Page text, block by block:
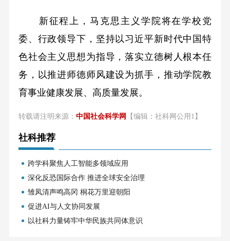
新征程上，马克思主义学院将在学校党
委、行政领导下，坚持以习近平新时代中国特
色社会主义思想为指导，落实立德树人根本任
务，以推进师德师风建设为抓手，推动学院教
育事业健康发展、高质量发展。
转载请注明来源： 中国社会科学网 【编辑：社科网公用1】
社科推荐
跨学科聚焦人工智能多领域应用
深化反恐国际合作 推进全球安全治理
雏凤清声鸣高冈 桐花万里迎朝阳
促进AI与人文协同发展
以社科力量铸牢中华民族共同体意识